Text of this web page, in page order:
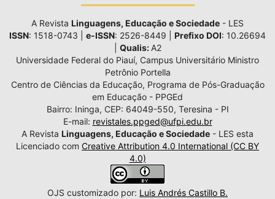
A Revista Linguagens, Educação e Sociedade - LES
ISSN: 1518-0743 | e-ISSN: 2526-8449 | Prefixo DOI: 10.26694
Qualis: A2
Universidade Federal do Piauí, Campus Universitário Ministro
Petrônio Portella
Centro de Ciências da Educação, Programa de Pós-Graduação
em Educação - PPGEd
Bairro: Ininga, CEP: 64049-550, Teresina - PI
E-mail: revistales.ppged@ufpi.edu.br
A Revista Linguagens, Educação e Sociedade - LES esta
Licenciado com Creative Attribution 4.0 International (CC BY
4.0)
OJS customizado por: Luis Andrés Castillo B.